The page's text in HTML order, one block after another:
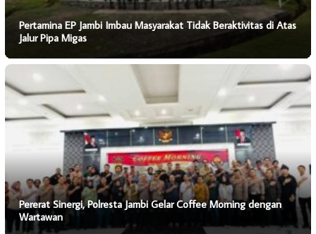
Pertamina EP Jambi Imbau Masyarakat Tidak Beraktivitas di Atas
Jalur Pipa Migas
Pererat Sinergi, Polresta Jambi Gelar Coffee Morning dengan
Wartawan